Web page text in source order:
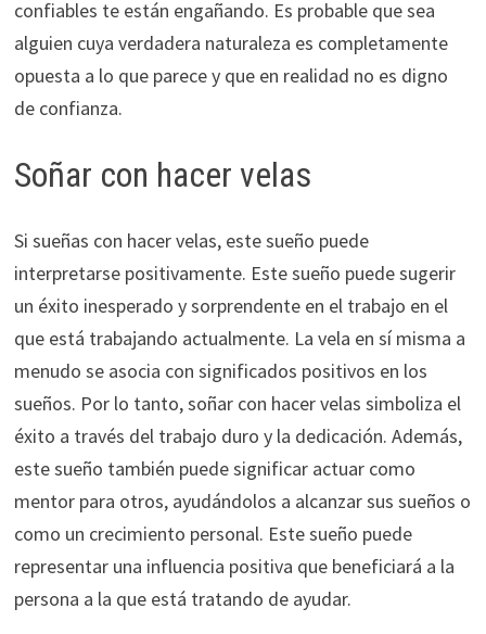
confiables te están engañando. Es probable que sea
alguien cuya verdadera naturaleza es completamente
opuesta a lo que parece y que en realidad no es digno
de confianza.
Soñar con hacer velas
Si sueñas con hacer velas, este sueño puede
interpretarse positivamente. Este sueño puede sugerir
un éxito inesperado y sorprendente en el trabajo en el
que está trabajando actualmente. La vela en sí misma a
menudo se asocia con significados positivos en los
sueños. Por lo tanto, soñar con hacer velas simboliza el
éxito a través del trabajo duro y la dedicación. Además,
este sueño también puede significar actuar como
mentor para otros, ayudándolos a alcanzar sus sueños o
como un crecimiento personal. Este sueño puede
representar una influencia positiva que beneficiará a la
persona a la que está tratando de ayudar.